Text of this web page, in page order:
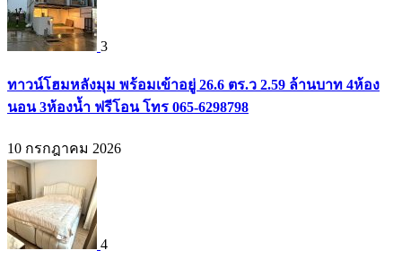
3
ทาวน์โฮมหลังมุม พร้อมเข้าอยู่ 26.6 ตร.ว 2.59 ล้านบาท 4ห้อง
นอน 3ห้องน้ำ ฟรีโอน โทร 065-6298798
10 กรกฎาคม 2026
4